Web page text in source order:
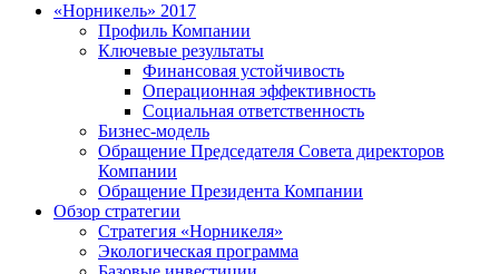
«Норникель» 2017
Профиль Компании
Ключевые результаты
Финансовая устойчивость
Операционная эффективность
Социальная ответственность
Бизнес-модель
Обращение Председателя Совета директоров
Компании
Обращение Президента Компании
Обзор стратегии
Стратегия «Норникеля»
Экологическая программа